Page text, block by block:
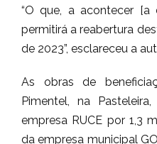
“O que, a acontecer [a
permitirá a reabertura
de 2023”, esclareceu a
As obras de
Pimentel, na
empresa RUCE por 1,3
da empresa municipal